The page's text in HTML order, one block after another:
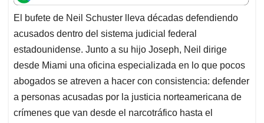
t
s
A
p
p
e
b
o
o
k
k
e
d
I
n
i
l
e
a
d
s
El bufete de Neil Schuster lleva décadas defendiendo
acusados dentro del sistema judicial federal
estadounidense. Junto a su hijo Joseph, Neil dirige
desde Miami una oficina especializada en lo que pocos
abogados se atreven a hacer con consistencia: defender
a personas acusadas por la justicia norteamericana de
crímenes que van desde el narcotráfico hasta el